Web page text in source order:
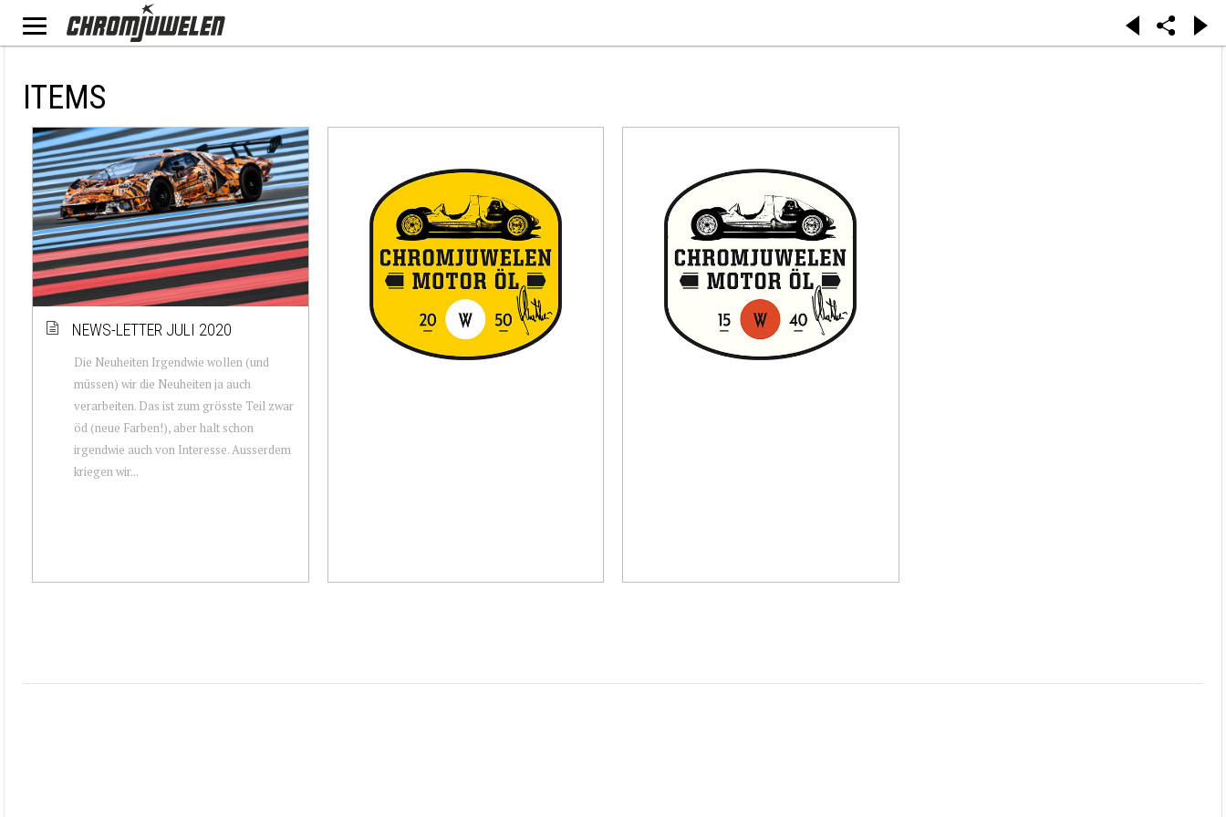
ITEMS
NEWS-LETTER JULI 2020
Die Neuheiten Irgendwie wollen (und
müssen) wir die Neuheiten ja auch
verarbeiten. Das ist zum grösste Teil zwar
öd (neue Farben!), aber halt schon
irgendwie auch von Interesse. Ausserdem
kriegen wir...